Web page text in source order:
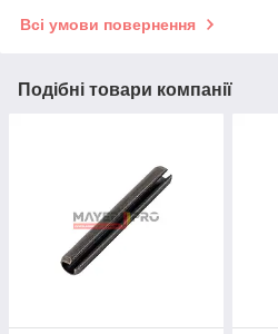
Всі умови повернення
Подібні товари компанії